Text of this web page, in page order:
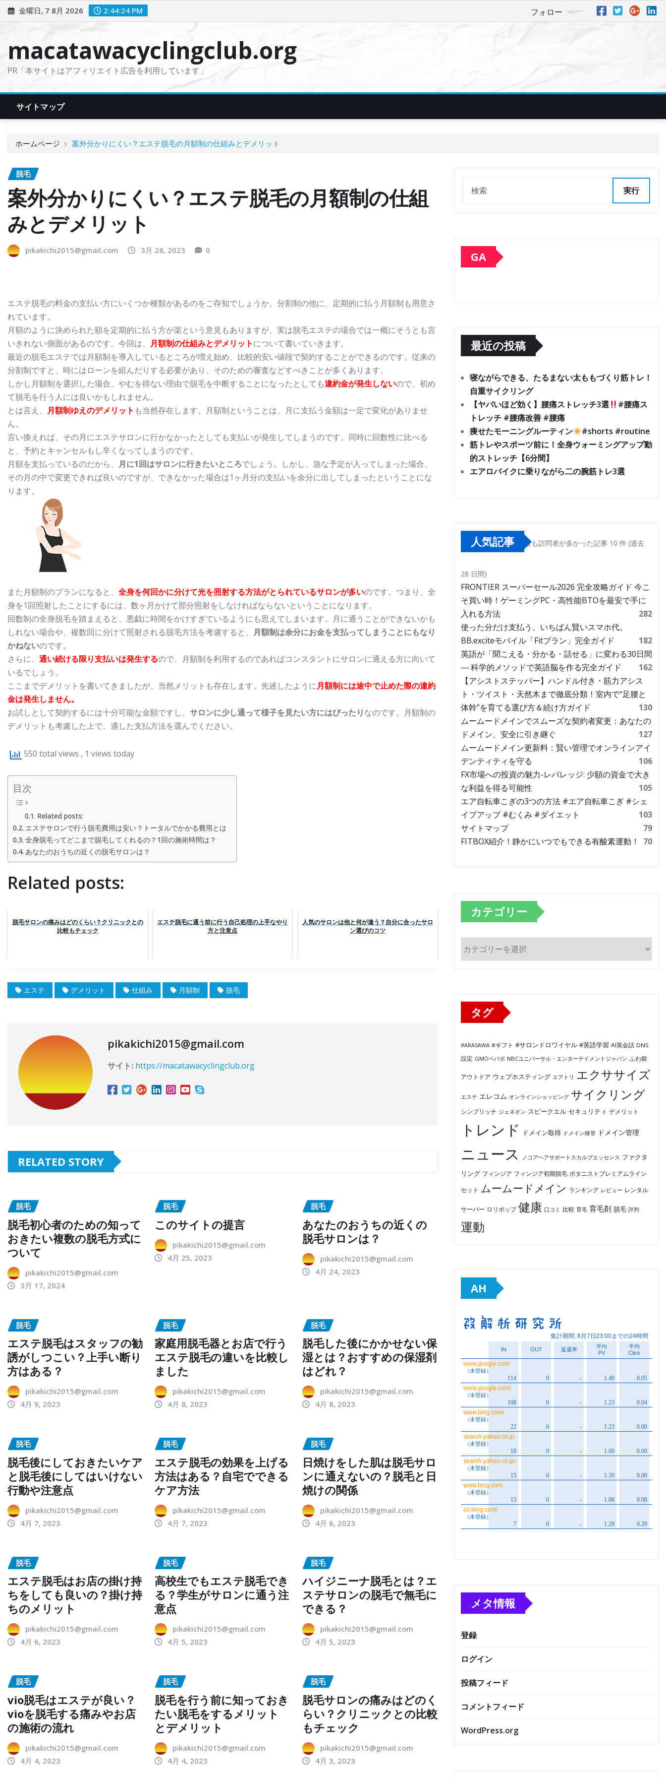
ン
金曜日, 7 8月 2026 2:44:25 PM フォロー
macatawacyclingclub.org
PR「本サイトはアフィリエイト広告を利用しています」
サイトマップ
ホームページ 案外分かりにくい？エステ脱毛の月額制の仕組みとデメリット
脱毛
案外分かりにくい？エステ脱毛の月額制の仕組
みとデメリット
pikakichi2015@gmail.com 3月 28, 2023 0
エステ脱毛の料金の支払い方にいくつか種類があるのをご存知でしょうか。分割制の他に、定期的に払う月額制も用意さ
れています。
月額のように決められた額を定期的に払う方が楽という意見もありますが、実は脱毛エステの場合では一概にそうとも言
いきれない側面があるのです。今回は、 月額制の仕組みとデメリットについて書いていきます。
最近の脱毛エステでは月額制を導入しているところが増え始め、比較的安い値段で契約することができるのです。従来の
分割制ですと、時にはローンを組んだりする必要があり、そのための審査などすべきことが多くあります。
しかし月額制を選択した場合、やむを得ない理由で脱毛を中断することになったとしても違約金が発生しないので、初め
て脱毛を行う人には良いかもしれません。
とは言え、 月額制ゆえのデメリット も当然存在します。月額制ということは、月に支払う金額は一定で変化がありませ
ん。
言い換えれば、 その月にエステサロンに行かなかったとしても支払いが発生してしまうのです。同時に回数性に比べる
と、予約とキャンセルもし辛くなってしまうのです。
月額を支払っているのだから、 月に1回はサロンに行きたいところでしょう。しかし、急な予定が入ってしまった場合、
その月の中で変更できれば良いのですが、できなかった場合は1ヶ月分の支払いを余分に出してしまったということにな
ります。
また月額制のプランになると、 全身を何回かに分けて光を照射する方法がとられているサロンが多いのです。つまり、全
身を1回照射したことにするには、数ヶ月かけて部分照射をしなければならないということになります。
回数制の全身脱毛を踏まえると、悪戯に時間をかけすぎているようにも思えてしまいます。月に通うことができないかも
しれない場合や、複数回に分けて照射される脱毛方法を考慮すると、 月額制は余分にお金を支払ってしまうことにもなり
かねないのです。
さらに、 通い続ける限り支払いは発生するので、月額制を利用するのであればコンスタントにサロンに通える方に向いて
いるでしょう。
ここまでデメリットを書いてきましたが、当然メリットも存在します。先述したように月額制には途中で止めた際の違約
金は発生しません。
お試しとして契約するには十分可能な金額ですし、 サロンに少し通って様子を見たい方にはぴったりなのです。月額制の
デメリットも考慮した上で、適した支払方法を選んでください。
550 total views , 1 views today
目次
Related posts:
エステサロンで行う脱毛費用は安い？トータルでかかる費用とは
全身脱毛ってどこまで脱毛してくれるの？1回の施術時間は？
あなたのおうちの近くの脱毛サロンは？
Related posts:
脱毛サロンの痛みはどのくらい？クリニックとの
比較もチェック
エステ脱毛に通う前に行う自己処理の上手なやり
方と注意点
人気のサロンは他と何が違う？自分に合ったサロ
ン選びのコツ
エステ デメリット 仕組み 月額制 脱毛
pikakichi2015@gmail.com
サイト: https://macatawacyclingclub.org
RELATED STORY
脱毛
脱毛初心者のための知って
おきたい複数の脱毛方式に
ついて
pikakichi2015@gmail.com
3月 17, 2024
脱毛
このサイトの提言
pikakichi2015@gmail.com
4月 25, 2023
脱毛
あなたのおうちの近くの
脱毛サロンは？
pikakichi2015@gmail.com
4月 24, 2023
脱毛
エステ脱毛はスタッフの勧
誘がしつこい？上手い断り
方はある？
pikakichi2015@gmail.com
4月 9, 2023
脱毛
家庭用脱毛器とお店で行う
エステ脱毛の違いを比較し
ました
pikakichi2015@gmail.com
4月 8, 2023
脱毛
脱毛した後にかかせない保
湿とは？おすすめの保湿剤
はどれ？
pikakichi2015@gmail.com
4月 8, 2023
脱毛
脱毛後にしておきたいケア
と脱毛後にしてはいけない
行動や注意点
pikakichi2015@gmail.com
4月 7, 2023
脱毛
エステ脱毛の効果を上げる
方法はある？自宅でできる
ケア方法
pikakichi2015@gmail.com
4月 7, 2023
脱毛
日焼けをした肌は脱毛サロ
ンに通えないの？脱毛と日
焼けの関係
pikakichi2015@gmail.com
4月 6, 2023
脱毛
エステ脱毛はお店の掛け持
ちをしても良いの？掛け持
ちのメリット
pikakichi2015@gmail.com
4月 6, 2023
脱毛
高校生でもエステ脱毛でき
る？学生がサロンに通う注
意点
pikakichi2015@gmail.com
4月 5, 2023
脱毛
ハイジニーナ脱毛とは？エ
ステサロンの脱毛で無毛に
できる？
pikakichi2015@gmail.com
4月 5, 2023
脱毛
vio脱毛はエステが良い？
vioを脱毛する痛みやお店
の施術の流れ
pikakichi2015@gmail.com
4月 4, 2023
脱毛
脱毛を行う前に知っておき
たい脱毛をするメリット
とデメリット
pikakichi2015@gmail.com
4月 4, 2023
脱毛
脱毛サロンの痛みはどのく
らい？クリニックとの比較
もチェック
pikakichi2015@gmail.com
4月 3, 2023
実行
GA
最近の投稿
寝ながらできる、たるまない太ももづくり筋トレ！
自重サイクリング
【ヤバいほど効く】腰痛ストレッチ3選
#腰痛ス
トレッチ #腰痛改善 #腰痛
痩せたモーニングルーティン
#shorts #routine
筋トレやスポーツ前に！全身ウォーミングアップ動
的ストレッチ【6分間】
エアロバイクに乗りながら二の腕筋トレ3選
人気記事 最も訪問者が多かった記事 10 件 (過去
28 日間)
FRONTIER スーパーセール2026 完全攻略ガイド 今こ
そ買い時！ゲーミングPC・高性能BTOを最安で手に
入れる方法
282
使った分だけ支払う、いちばん賢いスマホ代。
BB.exciteモバイル「Fitプラン」完全ガイド
182
英語が「聞こえる・分かる・話せる」に変わる30日間
― 科学的メソッドで英語脳を作る完全ガイド
162
【アシストステッパー】ハンドル付き・筋力アシス
ト・ツイスト・天然木まで徹底分類！室内で“足腰と
体幹”を育てる選び方＆続け方ガイド
130
ムームードメインでスムーズな契約者変更：あなたの
ドメイン、安全に引き継ぐ
127
ムームードメイン更新料：賢い管理でオンラインアイ
デンティティを守る
106
FX市場への投資の魅力-レバレッジ: 少額の資金で大き
な利益を得る可能性
105
エア自転車こぎの3つの方法 #エア自転車こぎ #シェ
イプアップ #むくみ #ダイエット
103
サイトマップ
79
FITBOX紹介！静かにいつでもできる有酸素運動！
70
カテゴリー
テ
タグ
#ARASAWA #ギフト #サロンドロワイヤル #英語学習 AI英会話 DNS
設定 GMOペパボ NBCユニバーサル・エンターテイメントジャパン ふわ姫
アウトドア ウェブホスティング エアトリ エクササイズ
エステ エレコム オンラインショッピング サイクリング
シンプリッチ ジェネオン スピークエル セキュリティ デメリット
トレンド ドメイン取得 ドメイン移管 ドメイン管理
ニュース ノコアヘアサポートスカルプエッセンス ファクタ
リング フィンジア フィンジア初期脱毛 ボタニストプレミアムライン
セット ムームードメイン ランキング レビュー レンタル
サーバー ロリポップ 健康 口コミ 比較 育毛 育毛剤 脱毛 評判
運動
AH
メタ情報
登録
ログイン
投稿フィード
コメントフィード
WordPress.org